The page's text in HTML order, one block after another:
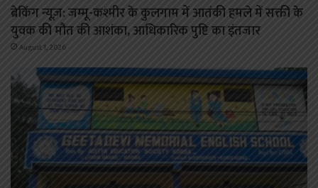
ब्रेकिंग न्यूज़: जम्मू-कश्मीर के कुलगाम में आतंकी हमले में सक्ती के
युवक की मौत की आशंका, आधिकारिक पुष्टि का इंतजार
August 1, 2026